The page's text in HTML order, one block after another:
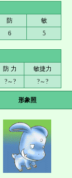
防
敏
6 5
防 力
敏捷力
?～? ?～?
形象照